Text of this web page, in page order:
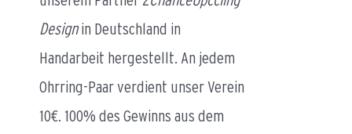
Designin Deutschland in
Handarbeit hergestellt. An jedem
Ohrring-Paar verdient unser Verein
10€. 100% des Gewinns aus dem